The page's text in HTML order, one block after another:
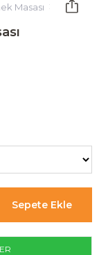
Masası